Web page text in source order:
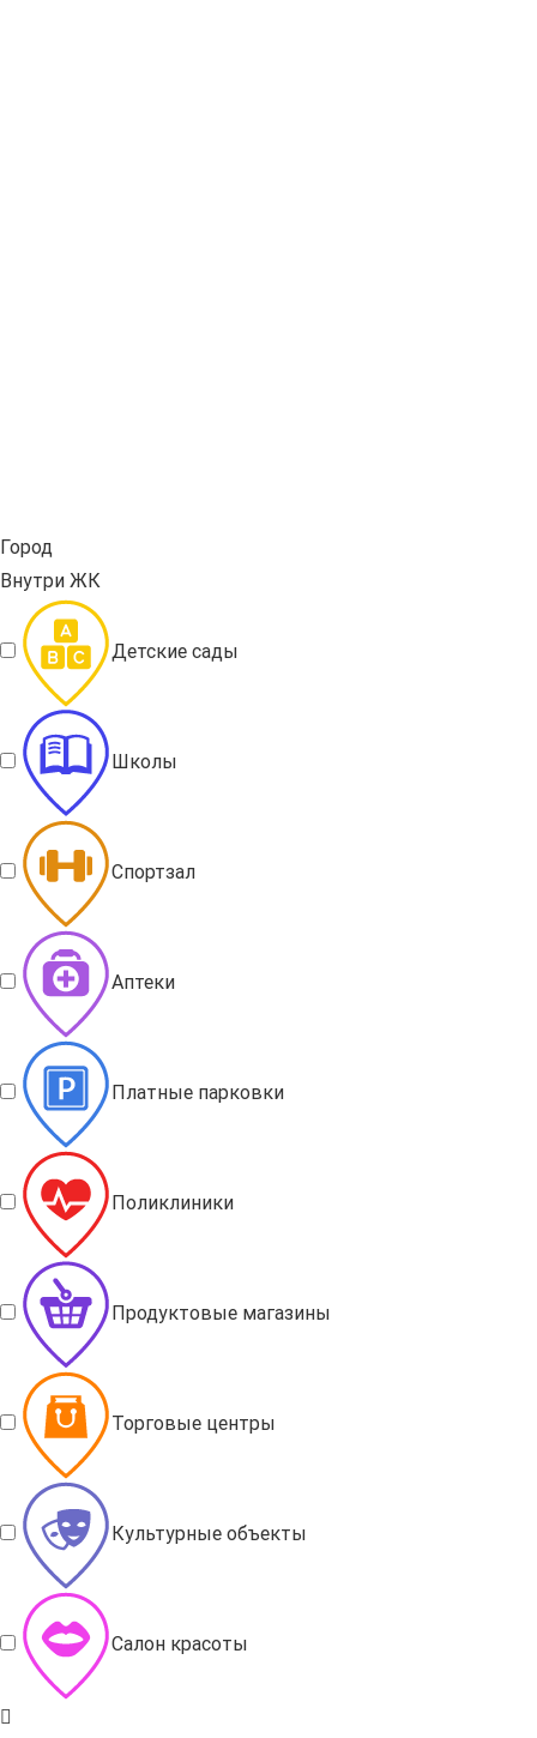
Город
Внутри ЖК
Детские сады
Школы
Спортзал
Аптеки
Платные парковки
Поликлиники
Продуктовые магазины
Торговые центры
Культурные объекты
Салон красоты